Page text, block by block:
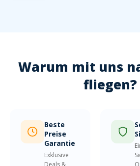
Warum mit uns
fliegen?
Beste
Preise
Garantie
Exklusive
Deals &